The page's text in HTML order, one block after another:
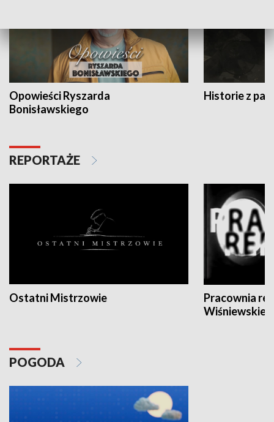
Opowieści Ryszarda
Bonisławskiego
Historie z
REPORTAŻE
Ostatni Mistrzowie
Pracownia
POGODA